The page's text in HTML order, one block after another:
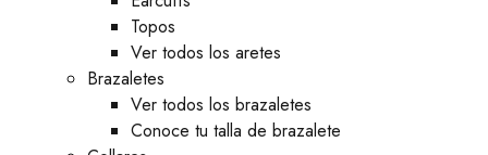
Topos
Ver todos los aretes
Brazaletes
Ver todos los brazaletes
Conoce tu talla de brazalete